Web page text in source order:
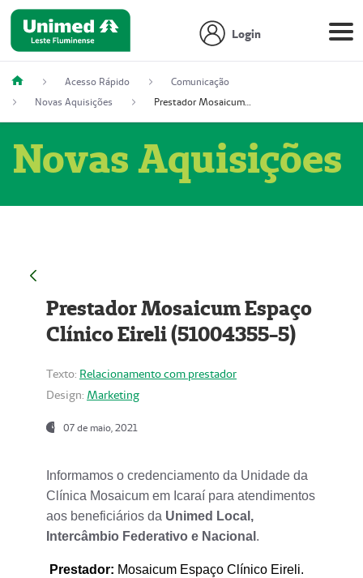
Login
Acesso Rápido
Comunicação
Novas Aquisições
Prestador Mosaicum Espaço Clínico Eireli (51004355-5)
Novas Aquisições
Prestador Mosaicum Espaço
Clínico Eireli (51004355-5)
Texto: Relacionamento com prestador
Design: Marketing
07 de maio, 2021
Informamos o credenciamento da Unidade da
Clínica Mosaicum em Icaraí para atendimentos
aos beneficiários da Unimed Local,
Intercâmbio Federativo e Nacional .
Prestador: Mosaicum Espaço Clínico Eireli.